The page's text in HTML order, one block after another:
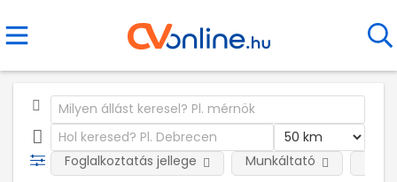
Foglalkoztatás jellege Munkáltató